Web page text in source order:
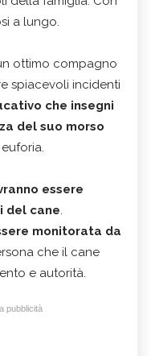
a lungo.
ottimo compagno
spiacevoli incidenti
che insegni
del suo morso
essere
del cane
monitorata da
che il cane
e autorità.
pubblicità